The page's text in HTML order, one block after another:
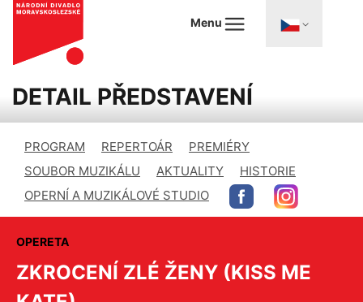
Menu
DETAIL PŘEDSTAVENÍ
PROGRAM REPERTOÁR
PREMIÉRY
SOUBOR MUZIKÁLU
AKTUALITY
HISTORIE
OPERNÍ A MUZIKÁLOVÉ STUDIO
OPERETA
ZKROCENÍ ZLÉ ŽENY (KISS ME